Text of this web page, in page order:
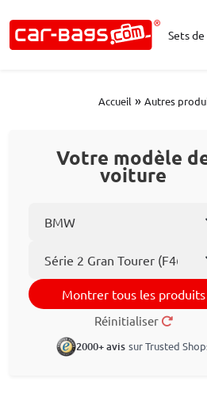
Sets de
Accueil » Autres
Votre modèle
voiture
Montrer tous les produits
Réinitialiser
2000+ avis sur Trusted